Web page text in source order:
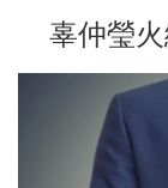
辜仲瑩